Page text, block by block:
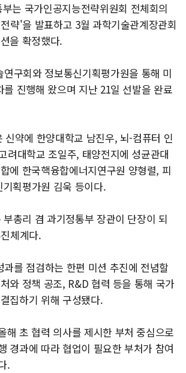
는 국가인공지능전략위원회 전체회의
략'을 발표하고 3월 과학기술관계장관회
을 확정했다.
구회와 정보통신기획평가원을 통해 미
를 진행해 왔으며 지난 21일 선발을 완료
신약에 한양대학교 남진우, 뇌-컴퓨터 인
려대학교 조일주, 태양전지에 성균관대
에 한국핵융합에너지연구원 양형렬, 피
획평가원 김욱 등이다.
총리 겸 과기정통부 장관이 단장이 되
체계다.
과를 점검하는 한편 미션 추진에 전념할
와 정책 공조, R&D 협력 등을 통해 국가
집하기 위해 구성됐다.
해 초 협력 의사를 제시한 부처 중심으로
경과에 따라 협업이 필요한 부처가 참여
.